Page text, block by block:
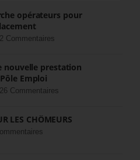
opérateurs pour
Commentaires
nouvelle prestation
Emploi
26 Commentaires
LES CHÔMEURS